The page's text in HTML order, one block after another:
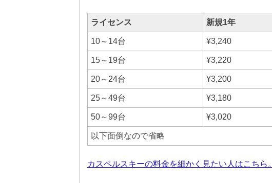
ライセンス 新規1年
10～14台 ¥3,240
15～19台 ¥3,220
20～24台 ¥3,200
25～49台 ¥3,180
50～99台 ¥3,020
以下面倒なので省略
カスペルスキーの料金を細かく見たい人はこちら。